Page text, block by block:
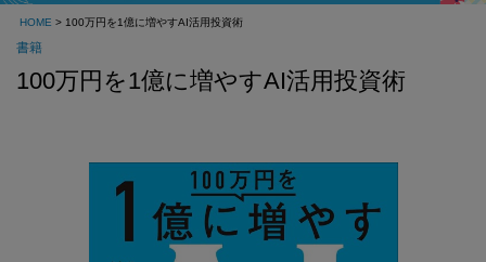
HOME > 100万円を1億に増やすAI活用投資術
書籍
100万円を1億に増やすAI活用投資術